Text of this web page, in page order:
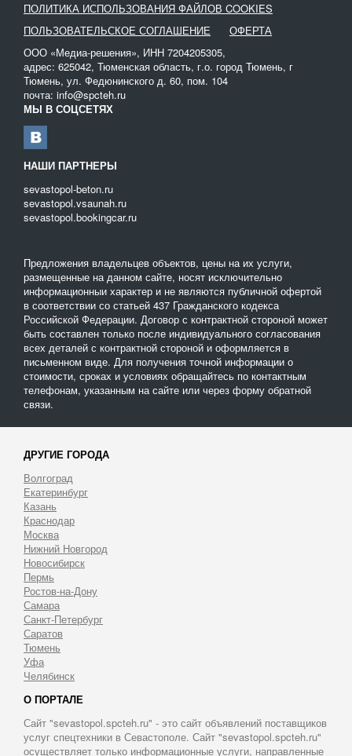
ПОЛИТИКА ИСПОЛЬЗОВАНИЯ ФАЙЛОВ COOKIES
ПОЛЬЗОВАТЕЛЬСКОЕ СОГЛАШЕНИЕ
ОФЕРТА
ООО «Медиа-решения», ИНН 7204205305,
адрес: 625042, Тюменская область, г.о. город Тюмень, г
Тюмень, ул. Федюнинского д. 60, пом. 104
почта: info@spcteh.ru
МЫ В СОЦСЕТЯХ
НАШИ ПАРТНЕРЫ
sevastopol-beton.ru
sevastopol.vsaunah.ru
sevastopol.bookingcar.ru
Предложения владельцев объектов, цены на их услуги,
размещенные на данном сайте, носят исключительно
информационныи характер и не являются публичной офертой
в соответствии со статьей 437 Гражданского кодекса
Российской Федерации. Договор с контрактной стороной может
быть составлен только после индивидуального согласования
всех деталей с контрактной стороной и оформляется в
письменном виде. Для получения точной информации о
стоимости, сроках и условиях обращайтесь по контактным
телефонам, указанным на сайте или через форму обратной
связи.
ДРУГИЕ ГОРОДА
Волгоград
Екатеринбург
Казань
Краснодар
Москва
Нижний Новгород
Новосибирск
Пермь
Ростов-на-Дону
Самара
Санкт-Петербург
Саратов
Тюмень
Уфа
Челябинск
О ПОРТАЛЕ
Сайт "sevastopol.spcteh.ru" - это сайт объявлений поставщиков
услуг спецтехники в Севастополе. Сайт "sevastopol.spcteh.ru"
осуществляет только информационные услуги, направленные